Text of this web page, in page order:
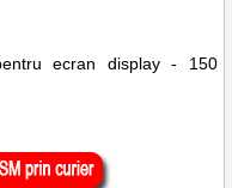
ecran display - 150